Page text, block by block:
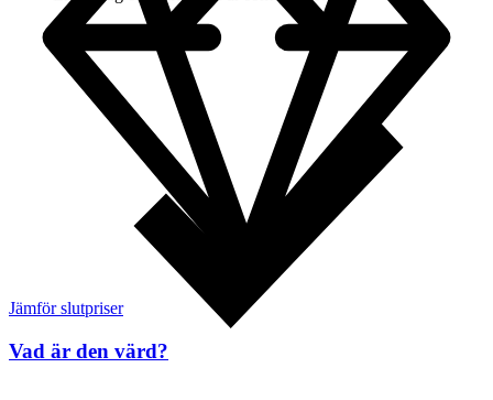
Jämför slutpriser
Vad är den värd?